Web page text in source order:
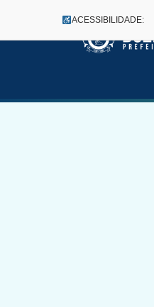
Pular
conteúdo
MenuACESSIBILIDADE: